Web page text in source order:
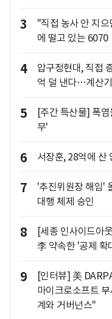
3
"직접 농사 안 지
에 떨고 있는 6070
4
압구정현대, 직접
억 덜 낸다…계산
5
[주간 특산물] 폭
무'
6 서장훈, 28억에 산
7
'추진위원장 해임'
대행 체제 승인
8
[세종 인사이드아
李 약속한 '공제 확
9
[인터뷰] 美
마이크로소프트
계와 거버넌스"